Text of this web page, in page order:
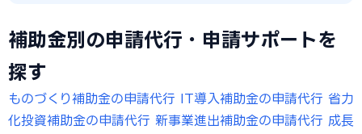
補助金別の申請代行・申請サポートを
探す
ものづくり補助金の申請代行 IT導入補助金の申請代行 省力
化投資補助金の申請代行 新事業進出補助金の申請代行 成長